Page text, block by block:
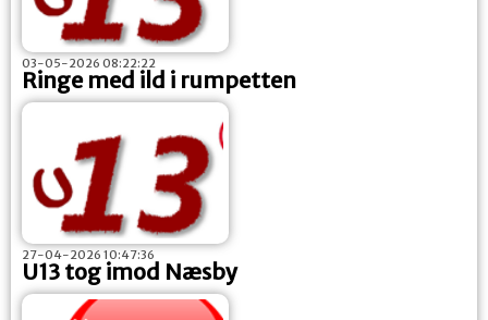
03-05-2026 08:22:22
Ringe med ild i rumpetten
27-04-2026 10:47:36
U13 tog imod Næsby